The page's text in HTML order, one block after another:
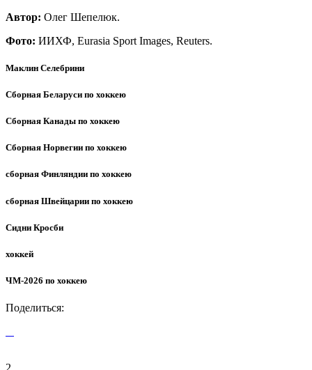
Автор: Олег Шепелюк.
Фото: ИИХФ, Eurasia Sport Images, Reuters.
Маклин Селебрини
Сборная Беларуси по хоккею
Сборная Канады по хоккею
Сборная Норвегии по хоккею
сборная Финляндии по хоккею
сборная Швейцарии по хоккею
Сидни Кросби
хоккей
ЧМ-2026 по хоккею
Поделиться: